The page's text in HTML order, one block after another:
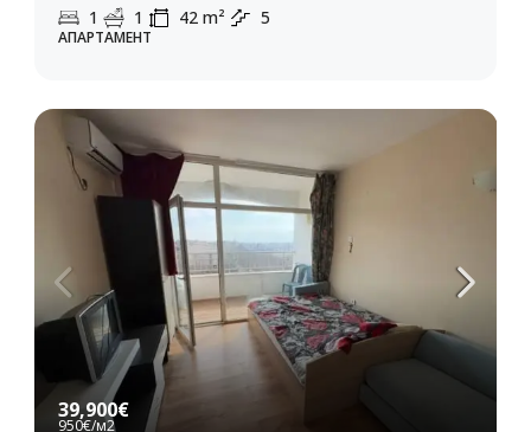
1 1 42 m² 5
АПАРТАМЕНТ
39,900€
950€/м2